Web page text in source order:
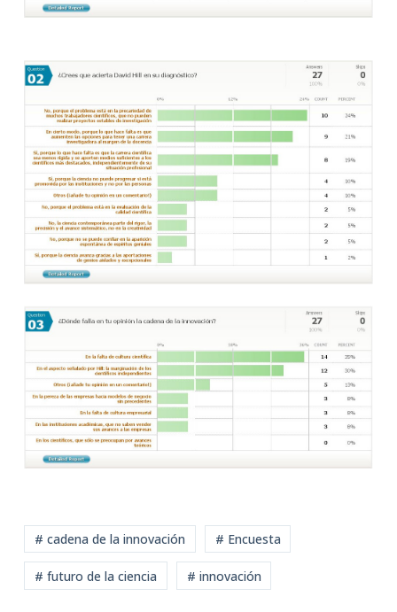
# cadena de la innovación # Encuesta
# futuro de la ciencia # innovación